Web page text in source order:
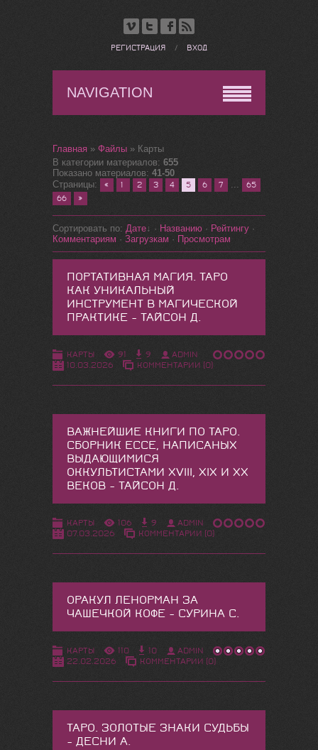
РЕГИСТРАЦИЯ / ВХОД
NAVIGATION
Главная » Файлы » Карты
В категории материалов: 655
Показано материалов: 41-50
Страницы: « 1 2 3 4 5 6 7 ...
65
66
»
Сортировать по: Дате · Названию · Рейтингу ·
Комментариям · Загрузкам · Просмотрам
ПОРТАТИВНАЯ МАГИЯ. ТАРО
КАК УНИКАЛЬНЫЙ
ИНСТРУМЕНТ В МАГИЧЕСКОЙ
ПРАКТИКЕ - ТАЙСОН Д.
КАРТЫ 91 9
ADMIN
10.03.2026
КОММЕНТАРИИ (0)
ВАЖНЕЙШИЕ КНИГИ ПО ТАРО.
СБОРНИК ЕССЕ, НАПИСАНЫХ
ВЫДАЮЩИМИСЯ
ОККУЛЬТИСТАМИ XVIII, XIX И XX
ВЕКОВ - ТАЙСОН Д.
КАРТЫ 106 9
ADMIN
07.03.2026
КОММЕНТАРИИ (0)
ОРАКУЛ ЛЕНОРМАН ЗА
ЧАШЕЧКОЙ КОФЕ - СУРИНА С.
КАРТЫ 110 10
ADMIN
22.02.2026
КОММЕНТАРИИ (0)
ТАРО. ЗОЛОТЫЕ ЗНАКИ СУДЬБЫ
- ДЕСНИ А.